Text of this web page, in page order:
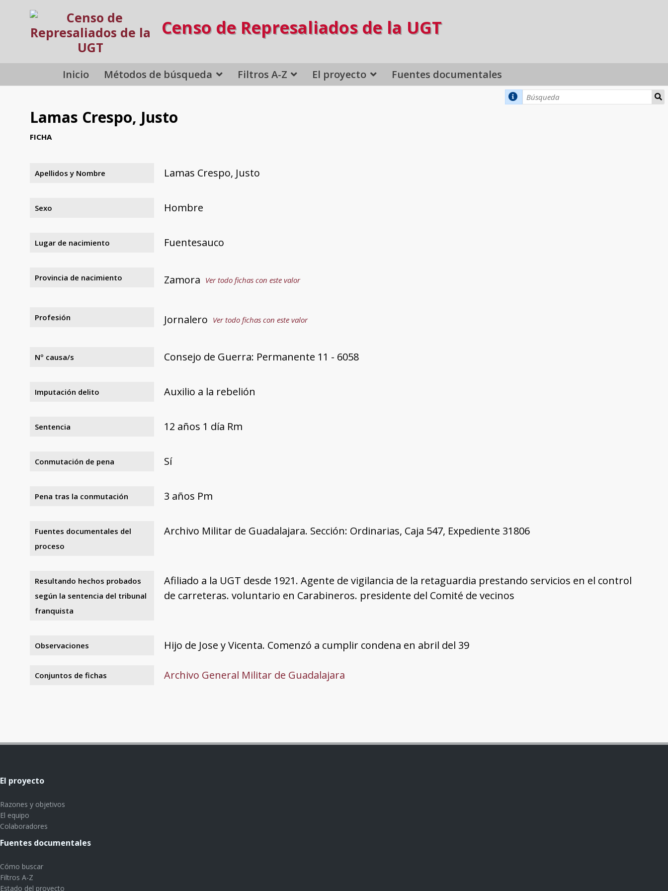
Censo de Represaliados de la UGT
Inicio Métodos de búsqueda Filtros A-Z El proyecto Fuentes documentales
Lamas Crespo, Justo
FICHA
Apellidos y Nombre Lamas Crespo, Justo
Sexo Hombre
Lugar de nacimiento Fuentesauco
Provincia de nacimiento Zamora Ver todo fichas con este valor
Profesión Jornalero Ver todo fichas con este valor
Nº causa/s Consejo de Guerra: Permanente 11 - 6058
Imputación delito Auxilio a la rebelión
Sentencia 12 años 1 día Rm
Conmutación de pena Sí
Pena tras la conmutación 3 años Pm
Fuentes documentales del
proceso
Archivo Militar de Guadalajara. Sección: Ordinarias, Caja 547, Expediente 31806
Resultando hechos probados
según la sentencia del tribunal
franquista
Afiliado a la UGT desde 1921. Agente de vigilancia de la retaguardia prestando servicios en el control
de carreteras. voluntario en Carabineros. presidente del Comité de vecinos
Observaciones Hijo de Jose y Vicenta. Comenzó a cumplir condena en abril del 39
Conjuntos de fichas Archivo General Militar de Guadalajara
El proyecto
Razones y objetivos
El equipo
Colaboradores
Fuentes documentales
Cómo buscar
Filtros A-Z
Estado del proyecto